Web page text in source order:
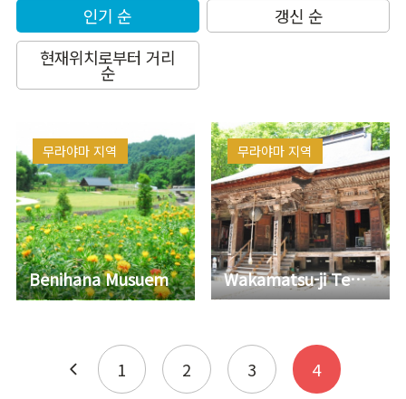
인기 순
갱신 순
현재위치로부터 거리
순
Benihana Musuem
무라야마 지역
Wakamatsu-ji Temple
무라야마 지역
1 2 3 4